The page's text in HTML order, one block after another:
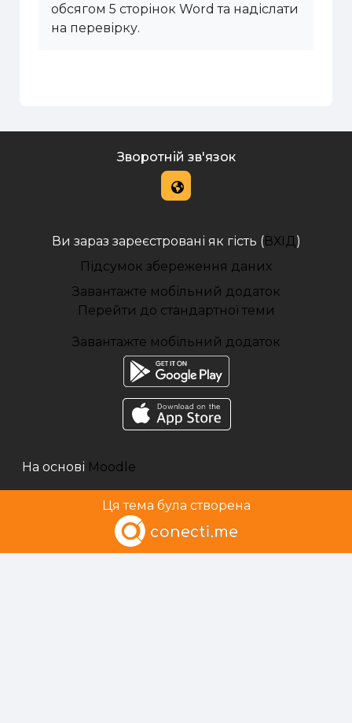
обсягом 5 сторінок Word та надіслати
на перевірку.
Зворотній зв'язок
Ви зараз зареєстровані як гість (ВХІД )
Підсумок збереження даних
Завантажте мобільний додаток
Перейти до стандартної теми
Завантажте мобільний додаток
На основі Moodle
Ця тема була створена